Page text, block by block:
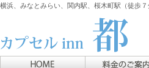
横浜、みなとみらい、関内駅、桜木町駅（徒歩